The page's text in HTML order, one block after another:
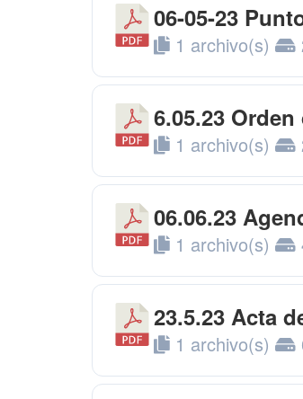
06-05-23
1 archivo(s)
6.05.23
1 archivo(s)
06.06.23
1 archivo(s)
23.5.23 Acta
1 archivo(s)